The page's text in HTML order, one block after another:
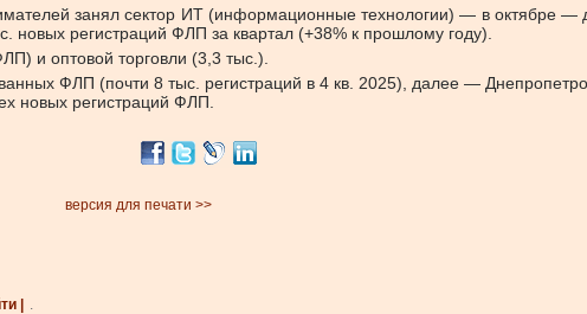
занял сектор ИТ (информационные технологии)— в октябре —
новых регистраций ФЛП за квартал (+38% к прошлому году).
и оптовой торговли (3,3 тыс.).
ФЛП (почти 8 тыс. регистраций в 4 кв. 2025), далее —
новых регистраций ФЛП.
версия для печати >>
|
.